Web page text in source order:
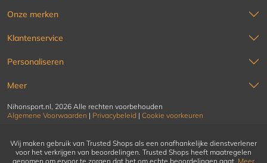
Onze merken
Klantenservice
Personaliseren
Meer
Nihonsport.nl, 2026 Alle rechten voorbehouden
Algemene Voorwaarden | Privacybeleid | Cookie voorkeuren
Wij maken gebruik van Trusted Shops als een onafhankelijke dienstverlener
voor het verkrijgen van beoordelingen. Trusted Shops heeft maatregelen
genomen om ervoor te zorgen dat het om echte beoordelingen gaat. Meer